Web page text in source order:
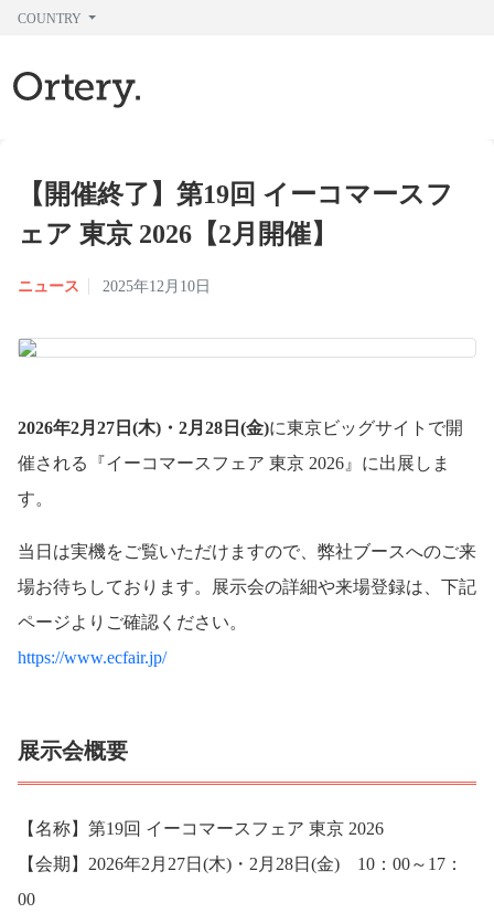
COUNTRY
【開催終了】第19回 イーコマースフ
ェア 東京 2026【2月開催】
ニュース 2025年12月10日
2026年2月27日(木)・2月28日(金)に東京ビッグサイトで開
催される『イーコマースフェア 東京 2026』に出展しま
す。
当日は実機をご覧いただけますので、弊社ブースへのご来
場お待ちしております。展示会の詳細や来場登録は、下記
ページよりご確認ください。
https://www.ecfair.jp/
展示会概要
【名称】第19回 イーコマースフェア 東京 2026
【会期】2026年2月27日(木)・2月28日(金) 10：00～17：
00